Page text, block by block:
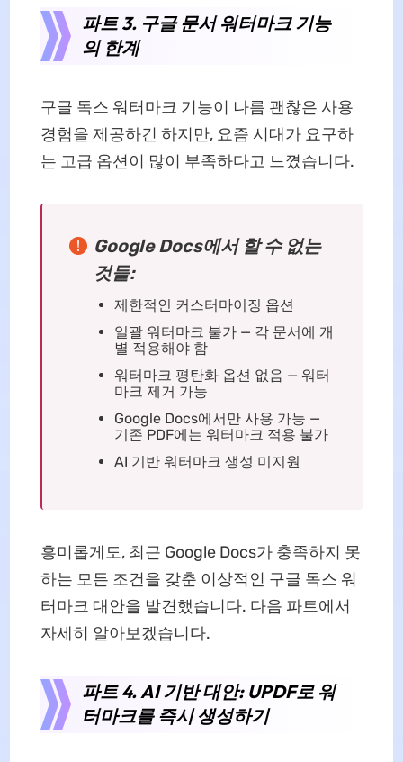
파트 3. 구글 문서 워터마크 기능
의 한계
구글 독스 워터마크 기능이 나름 괜찮은 사용
경험을 제공하긴 하지만, 요즘 시대가 요구하
는 고급 옵션이 많이 부족하다고 느꼈습니다.
Google Docs에서 할 수 없는
것들:
제한적인 커스터마이징 옵션
일괄 워터마크 불가 — 각 문서에 개
별 적용해야 함
워터마크 평탄화 옵션 없음 — 워터
마크 제거 가능
Google Docs에서만 사용 가능 —
기존 PDF에는 워터마크 적용 불가
AI 기반 워터마크 생성 미지원
흥미롭게도, 최근 Google Docs가 충족하지 못
하는 모든 조건을 갖춘 이상적인 구글 독스 워
터마크 대안을 발견했습니다. 다음 파트에서
자세히 알아보겠습니다.
파트 4. AI 기반 대안: UPDF로 워
터마크를 즉시 생성하기